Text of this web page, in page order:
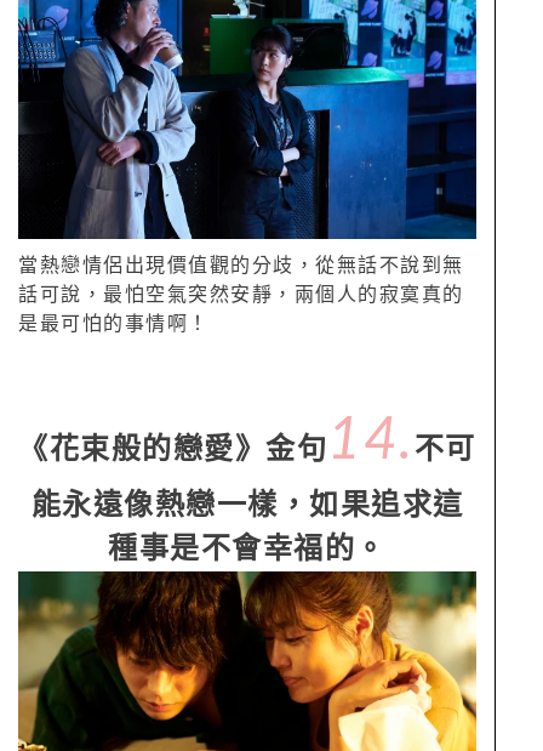
當熱戀情侶出現價值觀的分歧，從無話不說到無
話可說，最怕空氣突然安靜，兩個人的寂寞真的
是最可怕的事情啊！
《花束般的戀愛》金句 14. 不可
能永遠像熱戀一樣，如果追求這
種事是不會幸福的。